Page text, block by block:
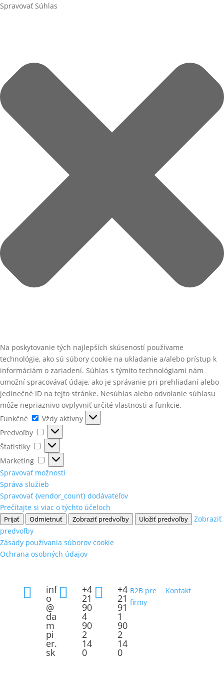
Spravovať Súhlas
Na poskytovanie tých najlepších skúseností používame
technológie, ako sú súbory cookie na ukladanie a/alebo prístup k
informáciám o zariadení. Súhlas s týmito technológiami nám
umožní spracovávať údaje, ako je správanie pri prehliadaní alebo
jedinečné ID na tejto stránke. Nesúhlas alebo odvolanie súhlasu
môže nepriaznivo ovplyvniť určité vlastnosti a funkcie.
Funkčné
Funkčné
Vždy aktívny
Predvoľby
Predvoľby
Štatistiky
Štatistiky
Marketing
Marketing
Spravovať možnosti
Správa služieb
Spravovať {vendor_count} dodávateľov
Prečítajte si viac o týchto účeloch
Prijať Odmietnuť Zobraziť predvoľby Uložiť predvoľby
Zobraziť
predvoľby
Zásady používania súborov cookie
Ochrana osobných údajov
 inf
o
@
da
m
pi
er.
sk
 +4
21
90
4
90
2
14
0
 +4
21
91
1
90
2
14
0
B2B pre
firmy
Kontakt